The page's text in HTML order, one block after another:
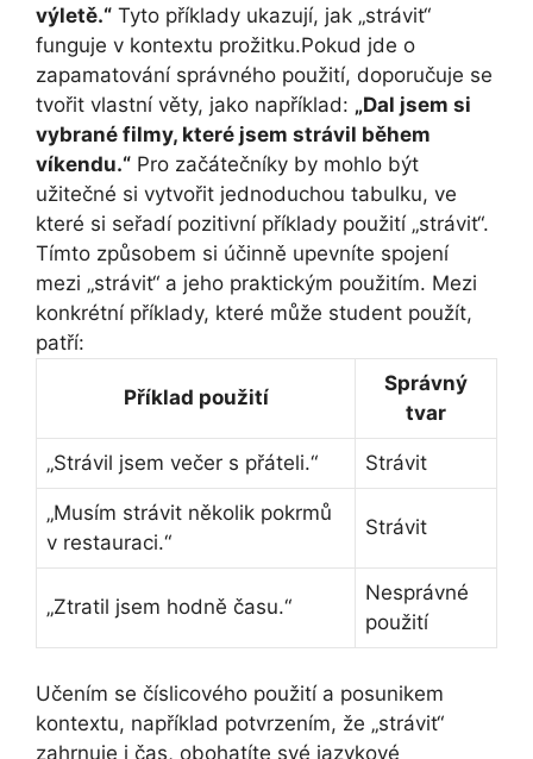
výletě.“ Tyto příklady ukazují, jak „strávit“
funguje v kontextu prožitku.Pokud jde o
zapamatování správného použití, doporučuje se
tvořit vlastní věty, jako například: „Dal jsem si
vybrané filmy, které jsem strávil během
víkendu.“ Pro začátečníky by mohlo být
užitečné si vytvořit jednoduchou tabulku, ve
které si seřadí pozitivní příklady použití „strávit“.
Tímto způsobem si účinně upevníte spojení
mezi „strávit“ a jeho praktickým použitím. Mezi
konkrétní příklady, které může student použít,
patří:
Příklad použití
Správný
tvar
„Strávil jsem večer s přáteli.“ Strávit
„Musím strávit několik pokrmů
v restauraci.“
Strávit
„Ztratil jsem hodně času.“
Nesprávné
použití
Učením se číslicového použití a posunikem
kontextu, například potvrzením, že „strávit“
zahrnuje i čas, obohatíte své jazykové